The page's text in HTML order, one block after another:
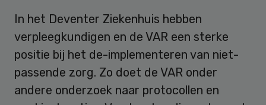
In het Deventer Ziekenhuis hebben
verpleegkundigen en de VAR een sterke
positie bij het de-implementeren van niet-
passende zorg. Zo doet de VAR onder
andere onderzoek naar protocollen en